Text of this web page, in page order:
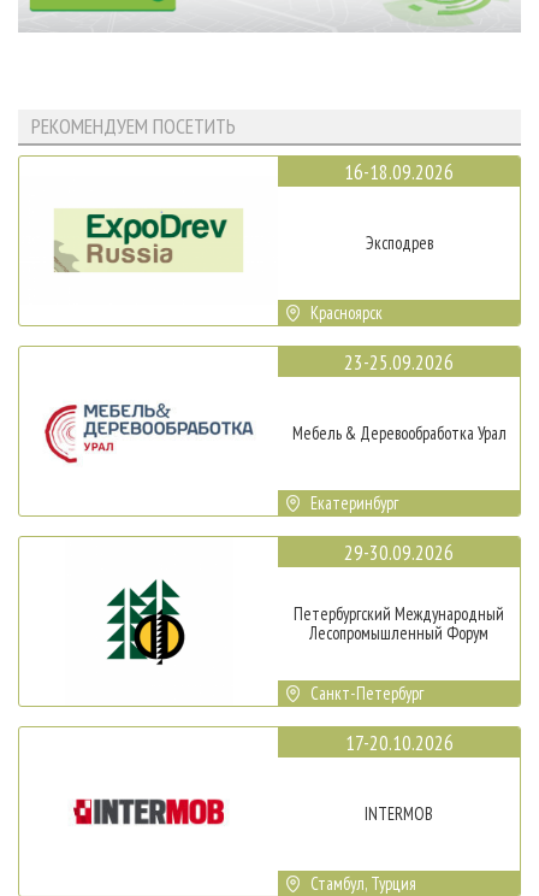
РЕКОМЕНДУЕМ ПОСЕТИТЬ
16-18.09.2026
Эксподрев
Красноярск
23-25.09.2026
Мебель & Деревообработка Урал
Екатеринбург
29-30.09.2026
Петербургский Международный
Лесопромышленный Форум
Санкт-Петербург
17-20.10.2026
INTERMOB
Стамбул, Турция